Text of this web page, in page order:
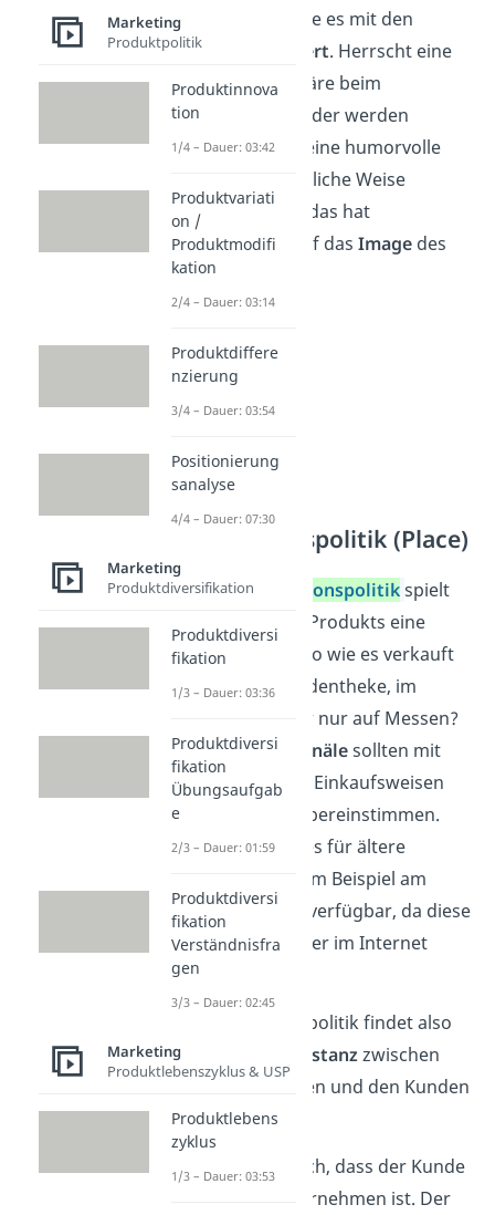
Unternehmen, wie es mit den
Kunden
interagiert. Herrscht eine
seriöse Atmosphäre beim
Kundenkontakt oder werden
Nachrichten auf eine humorvolle
und freundschaftliche Weise
beantwortet? All das hat
Auswirkungen auf das Imagedes
Unternehmens.
Distributionspolitik (Place)
Bei derDistributionspolitikspielt
des Produkts eine
zentrale Rolle, also wie es verkauft
wird. Über die Ladentheke, im
Online-Shop oder nur auf Messen?
DieseVerkaufskanälesollten mit
den bevorzugten Einkaufsweisen
der
übereinstimmen.
Anti-Aging-Cremes für ältere
Personen sind zum Beispiel am
besten im Laden verfügbar, da diese
Zielgruppe weniger im Internet
unterwegs ist.
Die Distributionspolitik findet also
einen Weg, die
Distanzzwischen
dem Unternehmen und den Kunden
zuüberwinden
Es ist auch möglich, dass der Kunde
ein anderes Unternehmen ist. Der
Marketing
Produktpolitik
Produktinnova
tion
1/4 – Dauer: 03:42
Produktvariati
on /
Produktmodifi
kation
2/4 – Dauer: 03:14
Produktdiffere
nzierung
3/4 – Dauer: 03:54
Positionierung
sanalyse
4/4 – Dauer: 07:30
Marketing
Produktdiversifikation
Produktdiversi
fikation
1/3 – Dauer: 03:36
Produktdiversi
fikation
Übungsaufgab
e
2/3 – Dauer: 01:59
Produktdiversi
fikation
Verständnisfra
gen
3/3 – Dauer: 02:45
Marketing
Produktlebenszyklus & USP
Produktlebens
zyklus
1/3 – Dauer: 03:53